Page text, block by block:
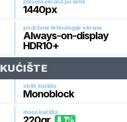
piksela ekrana po širini
1440px
podržane tehnologije ekrana
Always-on-display
HDR10+
KUĆIŠTE
oblik kućišta
Monoblock
masa kućišta
1%